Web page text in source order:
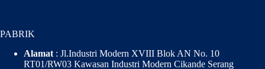
PABRIK
Alamat : Jl.Industri Modern XVIII Blok AN No. 10
RT01/RW03 Kawasan Industri Modern Cikande Serang